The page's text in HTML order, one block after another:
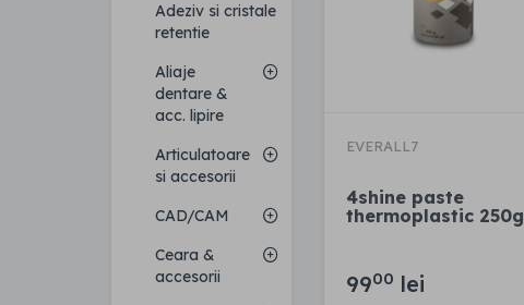
Adeziv si cristale
retentie
Aliaje
dentare &
acc. lipire
Articulatoare
si accesorii
CAD/CAM
Ceara &
accesorii
EVERALL7
4shine paste
thermoplastic 250g
9900 lei